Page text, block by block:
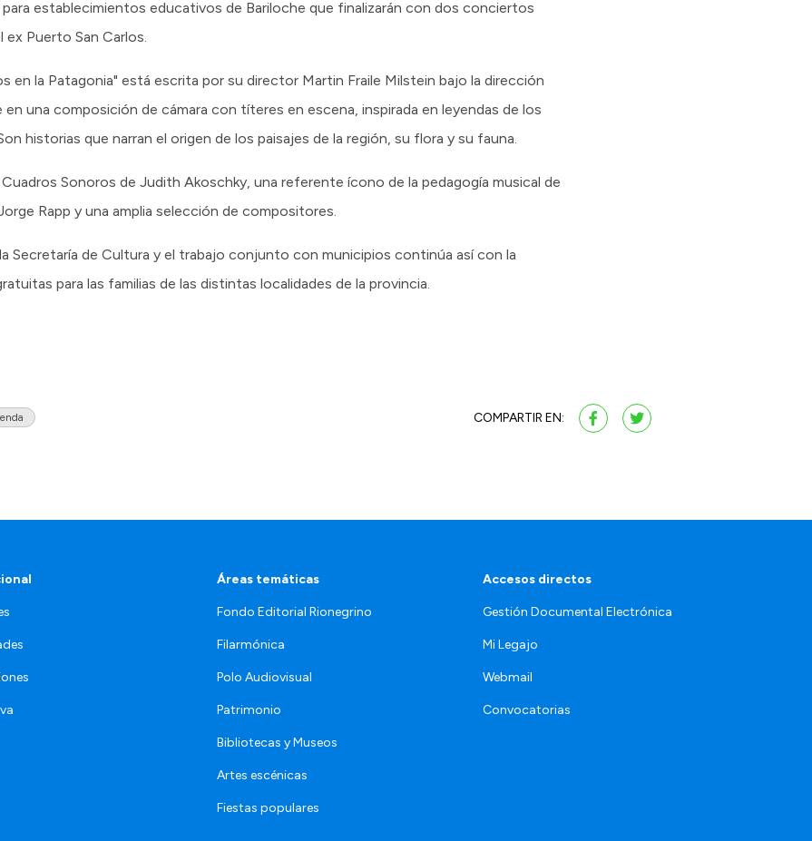
establecimientos educativos de Bariloche que finalizarán con dos conciertos
Puerto San Carlos.
en la Patagonia" está escrita por su director Martin Fraile Milstein bajo la dirección
una composición de cámara con títeres en escena, inspirada en leyendas de los
historias que narran el origen de los paisajes de la región, su flora y su fauna.
Sonoros de Judith Akoschky, una referente ícono de la pedagogía musical de
Rapp y una amplia selección de compositores.
Secretaría de Cultura y el trabajo conjunto con municipios continúa así con la
para las familias de las distintas localidades de la provincia.
COMPARTIR EN:
Áreas temáticas
Fondo Editorial Rionegrino
Filarmónica
Polo Audiovisual
Patrimonio
Bibliotecas y Museos
Artes escénicas
Fiestas populares
Accesos directos
Gestión Documental Electrónica
Mi Legajo
Webmail
Convocatorias